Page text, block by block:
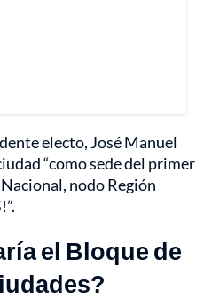
electo, José Manuel
“como sede del primer
nodo Región
el Bloque de